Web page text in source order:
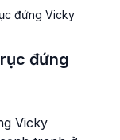
đứng Vicky
đứng
Vicky